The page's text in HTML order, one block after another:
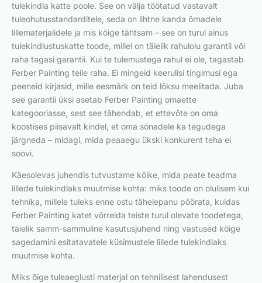
tulekindla katte poole. See on välja töötatud vastavalt
tuleohutusstandarditele, seda on lihtne kanda õrnadele
lillematerjalidele ja mis kõige tähtsam – see on turul ainus
tulekindlustuskatte toode, millel on täielik rahulolu garantii või
raha tagasi garantii. Kui te tulemustega rahul ei ole, tagastab
Ferber Painting teile raha. Ei mingeid keerulisi tingimusi ega
peeneid kirjasid, mille eesmärk on teid lõksu meelitada. Juba
see garantii üksi asetab Ferber Painting omaette
kategooriasse, sest see tähendab, et ettevõte on oma
koostises piisavalt kindel, et oma sõnadele ka tegudega
järgneda – midagi, mida peaaegu ükski konkurent teha ei
soovi.
Käesolevas juhendis tutvustame kõike, mida peate teadma
lillede tulekindlaks muutmise kohta: miks toode on olulisem kui
tehnika, millele tuleks enne ostu tähelepanu pöörata, kuidas
Ferber Painting katet võrrelda teiste turul olevate toodetega,
täielik samm-sammuline kasutusjuhend ning vastused kõige
sagedamini esitatavatele küsimustele lillede tulekindlaks
muutmise kohta.
Miks õige tuleaeglusti materjal on tehnilisest lahendusest